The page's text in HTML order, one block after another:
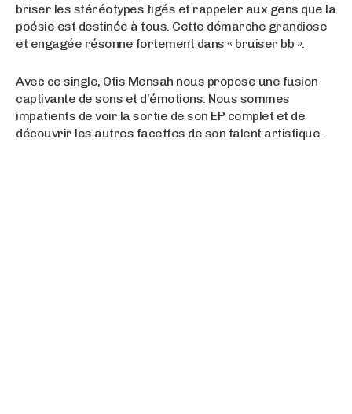
briser les stéréotypes figés et rappeler aux gens que la
poésie est destinée à tous. Cette démarche grandiose
et engagée résonne fortement dans « bruiser bb ».
Avec ce single, Otis Mensah nous propose une fusion
captivante de sons et d’émotions. Nous sommes
impatients de voir la sortie de son EP complet et de
découvrir les autres facettes de son talent artistique.